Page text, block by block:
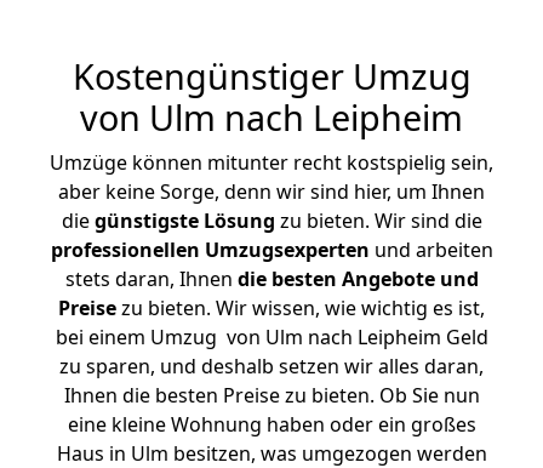
Kostengünstiger Umzug
von Ulm nach Leipheim
Umzüge können mitunter recht kostspielig sein,
aber keine Sorge, denn wir sind hier, um Ihnen
diegünstigste Lösung zu bieten. Wir sind die
professionellen Umzugsexperten und arbeiten
stets daran, Ihnen die besten Angebote und
Preisezu bieten. Wir wissen, wie wichtig es ist,
bei einem Umzug von Ulm nach Leipheim Geld
zu sparen, und deshalb setzen wir alles daran,
Ihnen die besten Preise zu bieten. Ob Sie nun
eine kleine Wohnung haben oder ein großes
Haus in Ulm besitzen, was umgezogen werden